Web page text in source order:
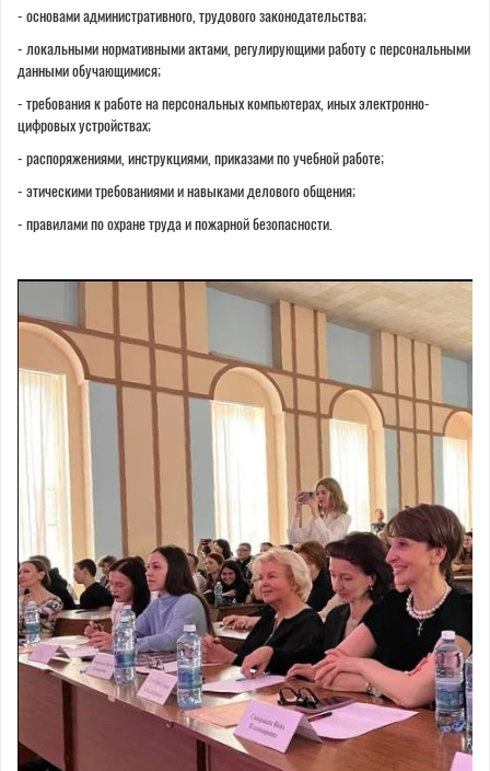
- основами административного, трудового законодательства;
- локальными нормативными актами, регулирующими работу с персональными
данными обучающимися;
- требования к работе на персональных компьютерах, иных электронно-
цифровых устройствах;
- распоряжениями, инструкциями, приказами по учебной работе;
- этическими требованиями и навыками делового общения;
- правилами по охране труда и пожарной безопасности.